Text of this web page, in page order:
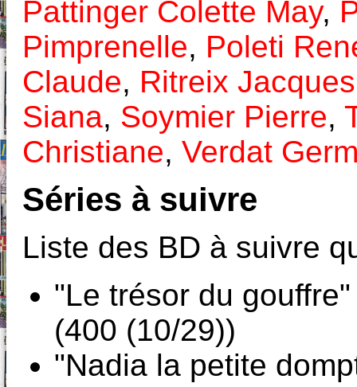
Pattinger Colette May,
Pimprenelle, Poleti
Claude, Ritreix Jacques
Siana, Soymier Pierre,
Christiane, Verdat
Séries à suivre
Liste des BD à suivre
"Le trésor du
(400 (10/29))
"Nadia la petite